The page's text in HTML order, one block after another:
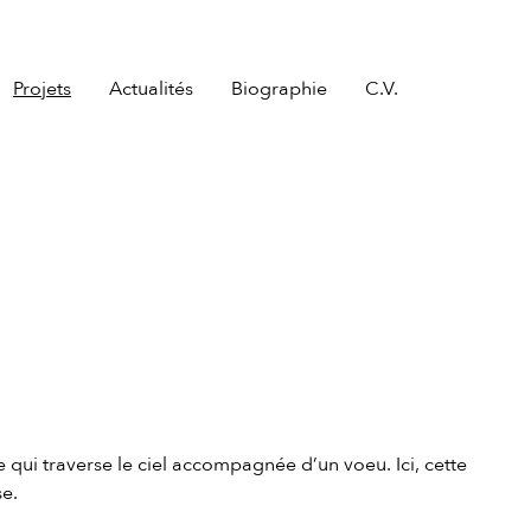
Projets Actualités Biographie C.V.
traverse le ciel accompagnée d’un voeu. Ici, cette